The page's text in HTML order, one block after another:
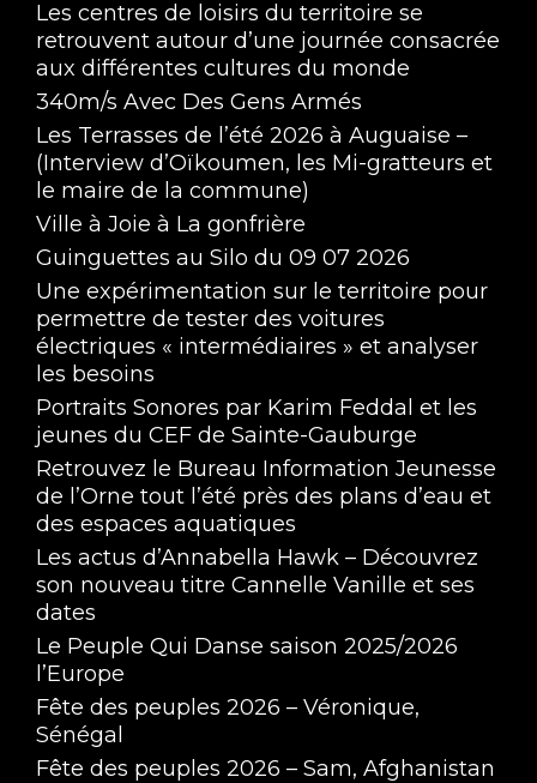
Forum des associations 2025 - Interview du
club de rugby de L'Aigle
Sep 11, 2025 • 6:03
Forum des associations 2025 - Interview de
Risl'Adventure
Sep 11, 2025 • 3:45
Forum des associations 2025 - Interview du
Secours catholique du pays de L'Aigle
Sep 11, 2025 • 5:14
Les centres de loisirs du territoire se
retrouvent autour d’une journée consacrée
aux différentes cultures du monde
340m/s Avec Des Gens Armés
Les Terrasses de l’été 2026 à Auguaise –
(Interview d’Oïkoumen, les Mi-gratteurs et
le maire de la commune)
Ville à Joie à La gonfrière
Guinguettes au Silo du 09 07 2026
Une expérimentation sur le territoire pour
permettre de tester des voitures
électriques « intermédiaires » et analyser
les besoins
Portraits Sonores par Karim Feddal et les
jeunes du CEF de Sainte-Gauburge
Retrouvez le Bureau Information Jeunesse
de l’Orne tout l’été près des plans d’eau et
des espaces aquatiques
Les actus d’Annabella Hawk – Découvrez
son nouveau titre Cannelle Vanille et ses
dates
Le Peuple Qui Danse saison 2025/2026
l’Europe
Fête des peuples 2026 – Véronique,
Sénégal
Fête des peuples 2026 – Sam, Afghanistan